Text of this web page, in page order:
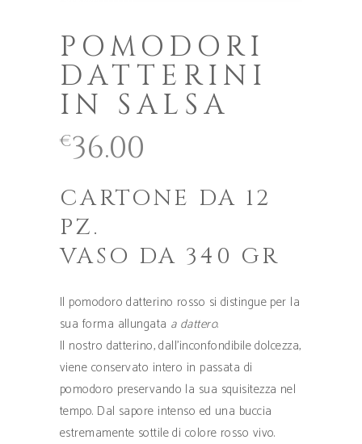
POMODORI
DATTERINI
IN SALSA
€36.00
CARTONE DA 12
PZ.
VASO DA 340 GR
Il pomodoro datterino rosso si distingue per la
sua forma allungata a dattero.
Il nostro datterino, dall’inconfondibile dolcezza,
viene conservato intero in passata di
pomodoro preservando la sua squisitezza nel
tempo. Dal sapore intenso ed una buccia
estremamente sottile di colore rosso vivo.